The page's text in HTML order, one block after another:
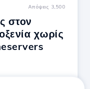
Απόψεις 3,500
στον
χωρίς